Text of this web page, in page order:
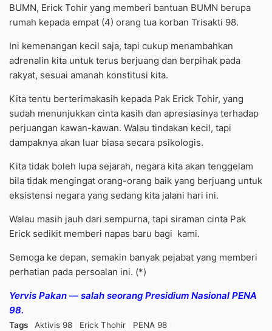
BUMN, Erick Tohir yang memberi bantuan BUMN berupa
rumah kepada empat (4) orang tua korban Trisakti 98.
Ini kemenangan kecil saja, tapi cukup menambahkan
adrenalin kita untuk terus berjuang dan berpihak pada
rakyat, sesuai amanah konstitusi kita.
Kita tentu berterimakasih kepada Pak Erick Tohir, yang
sudah menunjukkan cinta kasih dan apresiasinya terhadap
perjuangan kawan-kawan. Walau tindakan kecil, tapi
dampaknya akan luar biasa secara psikologis.
Kita tidak boleh lupa sejarah, negara kita akan tenggelam
bila tidak mengingat orang-orang baik yang berjuang untuk
eksistensi negara yang sedang kita jalani hari ini.
Walau masih jauh dari sempurna, tapi siraman cinta Pak
Erick sedikit memberi napas baru bagi kami.
Semoga ke depan, semakin banyak pejabat yang memberi
perhatian pada persoalan ini. (*)
Yervis Pakan — salah seorang Presidium Nasional PENA
98.
Tags Aktivis 98 Erick Thohir PENA 98